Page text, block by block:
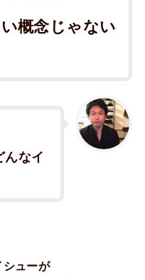
概念じゃない
んなイ
シューが